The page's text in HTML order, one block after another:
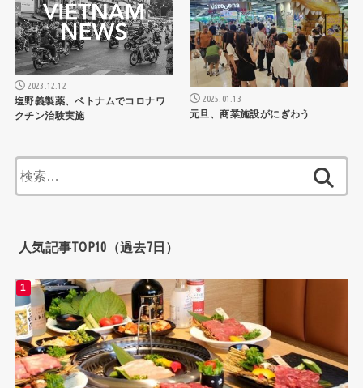
2023.12.12
塩野義製薬、ベトナムでコロナワ
クチン治験実施
2025.01.13
元旦、商業施設がにぎわう
索:
人気記事TOP10（過去7日）